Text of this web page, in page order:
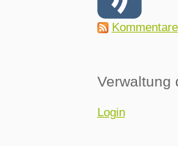
Kommentare
Verwaltung
Login